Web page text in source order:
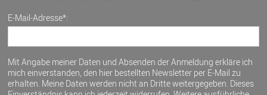
E-Mail-Adresse*:
Mit Angabe meiner Daten und Absenden der Anmeldung erkläre ich
mich einverstanden, den hier bestellten Newsletter per E-Mail zu
erhalten. Meine Daten werden nicht an Dritte weitergegeben. Dieses